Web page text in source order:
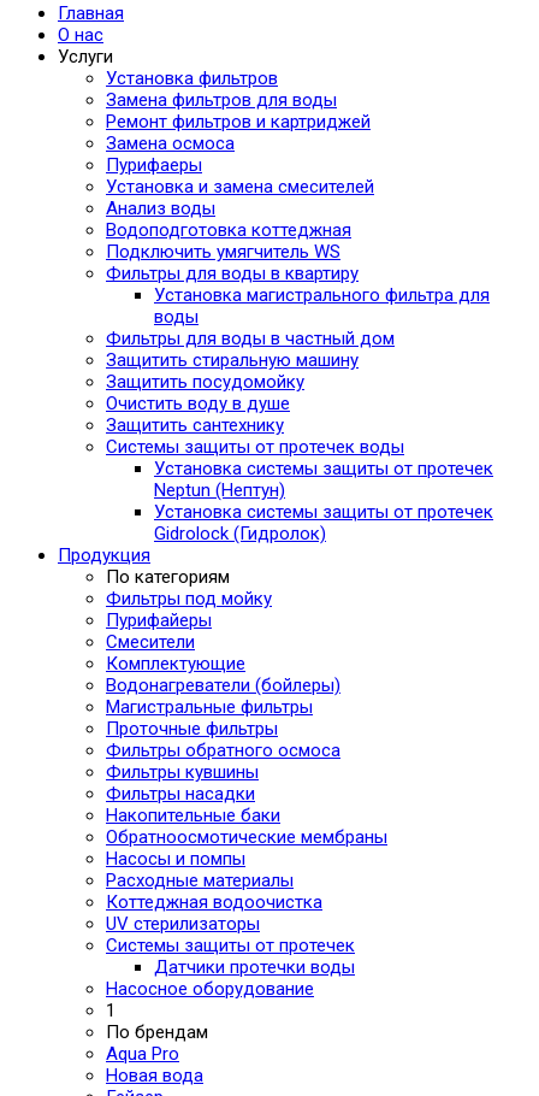
Главная
О нас
Услуги
Установка фильтров
Замена фильтров для воды
Ремонт фильтров и картриджей
Замена осмоса
Пурифаеры
Установка и замена смесителей
Анализ воды
Водоподготовка коттеджная
Подключить умягчитель WS
Фильтры для воды в квартиру
Установка магистрального фильтра для
воды
Фильтры для воды в частный дом
Защитить стиральную машину
Защитить посудомойку
Очистить воду в душе
Защитить сантехнику
Системы защиты от протечек воды
Установка системы защиты от протечек
Neptun (Нептун)
Установка системы защиты от протечек
Gidrolock (Гидролок)
Продукция
По категориям
Фильтры под мойку
Пурифайеры
Смесители
Комплектующие
Водонагреватели (бойлеры)
Магистральные фильтры
Проточные фильтры
Фильтры обратного осмоса
Фильтры кувшины
Фильтры насадки
Накопительные баки
Обратноосмотические мембраны
Насосы и помпы
Расходные материалы
Коттеджная водоочистка
UV стерилизаторы
Системы защиты от протечек
Датчики протечки воды
Насосное оборудование
1
По брендам
Aqua Pro
Новая вода